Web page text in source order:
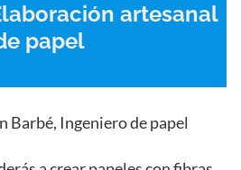
artesanal
papel
Barbé, Ingeniero de papel